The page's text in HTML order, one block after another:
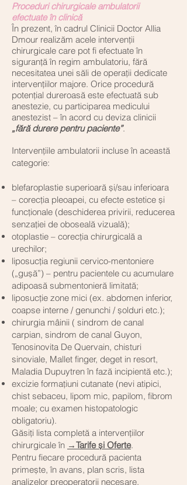
Proceduri chirurgicale ambulatorii
efectuate în clinică
În prezent, în cadrul Clinicii Doctor Allia
Dmour realizăm acele intervenții
chirurgicale care pot fi efectuate în
siguranță în regim ambulatoriu, fără
necesitatea unei săli de operații dedicate
intervențiilor majore. Orice procedură
potențial dureroasă este efectuată sub
anestezie, cu participarea medicului
anestezist – în acord cu deviza clinicii
„fără durere pentru paciente”.
Intervențiile ambulatorii incluse în această
categorie:
blefaroplastie superioară și/sau inferioara
– corecția pleoapei, cu efecte estetice și
funcționale (deschiderea privirii, reducerea
senzației de oboseală vizuală);
otoplastie – corecția chirurgicală a
urechilor;
liposucția regiunii cervico-mentoniere
(„gușă”) – pentru pacientele cu acumulare
adipoasă submentonieră limitată;
liposucție zone mici (ex. abdomen inferior,
coapse interne / genunchi / șolduri etc.);
chirurgia mâinii ( sindrom de canal
carpian, sindrom de canal Guyon,
Tenosinovita De Quervain, chisturi
sinoviale, Mallet finger, deget in resort,
Maladia Dupuytren în fază incipientă etc.);
excizie formațiuni cutanate (nevi atipici,
chist sebaceu, lipom mic, papilom, fibrom
moale; cu examen histopatologic
obligatoriu).
Găsiți lista completă a intervențiilor
chirurgicale în →Tarife și Oferte.​
Pentru fiecare procedură pacienta
primește, în avans, plan scris, lista
analizelor preoperatorii necesare,